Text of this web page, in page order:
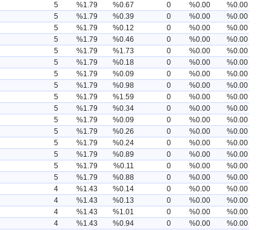
5 %1.79 %0.67 0 %0.00
%0.00
5 %1.79 %0.39 0 %0.00
%0.00
5 %1.79 %0.12 0 %0.00
%0.00
5 %1.79 %0.46 0 %0.00
%0.00
5 %1.79 %1.73 0 %0.00
%0.00
5 %1.79 %0.18 0 %0.00
%0.00
5 %1.79 %0.09 0 %0.00
%0.00
5 %1.79 %0.98 0 %0.00
%0.00
5 %1.79 %1.59 0 %0.00
%0.00
5 %1.79 %0.34 0 %0.00
%0.00
5 %1.79 %0.09 0 %0.00
%0.00
5 %1.79 %0.26 0 %0.00
%0.00
5 %1.79 %0.24 0 %0.00
%0.00
5 %1.79 %0.89 0 %0.00
%0.00
5 %1.79 %0.11 0 %0.00
%0.00
5 %1.79 %0.88 0 %0.00
%0.00
4 %1.43 %0.14 0 %0.00
%0.00
4 %1.43 %0.13 0 %0.00
%0.00
4 %1.43 %1.01 0 %0.00
%0.00
4 %1.43 %0.94 0 %0.00
%0.00